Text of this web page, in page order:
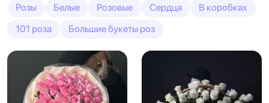
Розы Белые Розовые Сердца
В коробках
101 роза
Большие букеты роз